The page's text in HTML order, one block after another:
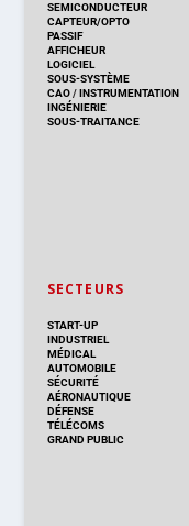
SEMICONDUCTEUR
CAPTEUR/OPTO
PASSIF
AFFICHEUR
LOGICIEL
SOUS-SYSTÈME
CAO/INSTRUMENTATION
INGÉNIERIE
SOUS-TRAITANCE
SECTEURS
START-UP
INDUSTRIEL
MÉDICAL
AUTOMOBILE
SÉCURITÉ
AÉRONAUTIQUE
DÉFENSE
TÉLÉCOMS
GRAND PUBLIC